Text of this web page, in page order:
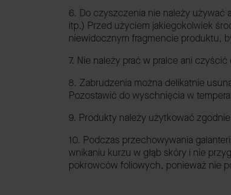
6. Do czyszczenia nie należy
itp.) Przed użyciem jakiegokolwiek
niewidocznym fragmencie produktu,
7. Nie należy prać w pralce ani
8. Zabrudzenia można delikatnie
Pozostawić do wyschnięcia w
9. Produkty należy użytkować
10. Podczas przechowywania
wnikaniu kurzu w głąb skóry i nie
pokrowców foliowych, ponieważ nie